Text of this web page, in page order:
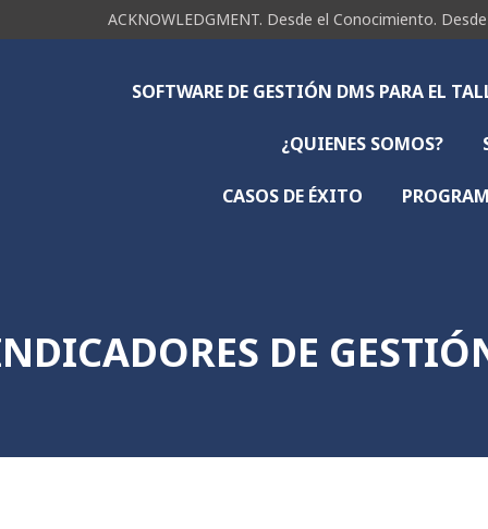
ACKNOWLEDGMENT. Desde el Conocimiento.
SOFTWARE DE GESTIÓN DMS PARA EL
¿QUIENES SOMOS?
CASOS DE ÉXITO
DE